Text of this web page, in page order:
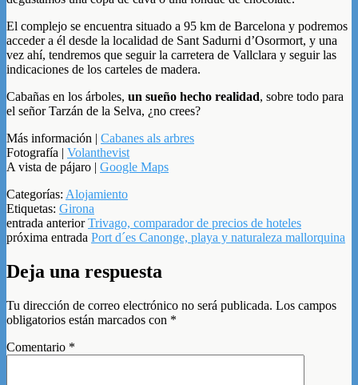
El complejo se encuentra situado a 95 km de Barcelona y podremos
acceder a él desde la localidad de Sant Sadurni d’Osormort, y una
vez ahí, tendremos que seguir la carretera de Vallclara y seguir las
indicaciones de los carteles de madera.
Cabañas en los árboles, un sueño hecho realidad, sobre todo para
el señor Tarzán de la Selva, ¿no crees?
Más información | Cabanes als arbres
Fotografía | Volanthevist
A vista de pájaro | Google Maps
Categorías: Alojamiento
Etiquetas: Girona
entrada anteriorTrivago, comparador de precios de hoteles
próxima entrada Port d´es Canonge, playa y naturaleza mallorquina
Deja una respuesta
Tu dirección de correo electrónico no será publicada. Los campos
obligatorios están marcados con *
Comentario *